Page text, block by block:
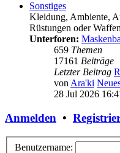
Sonstiges
Kleidung, Ambiente,
Rüstungen oder
Unterforen:
659 Themen
17161 Beiträge
Letzter Beitrag
vonAra'ki
28 Jul 2026
Anmelden •
Benutzername: